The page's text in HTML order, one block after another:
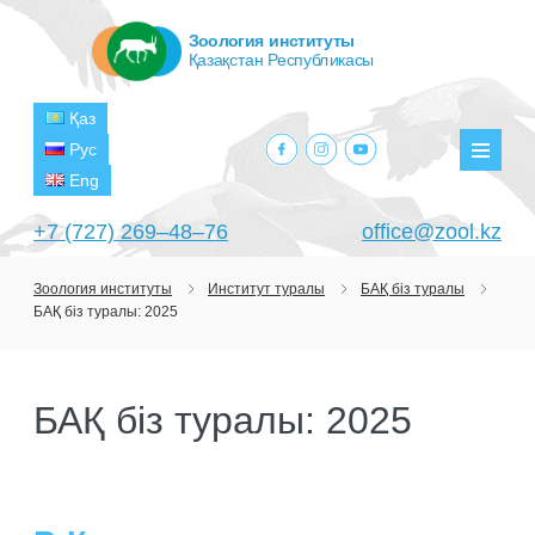
+7 (727) 269‒48‒76 office@zool.kz
Қаз
Рус
Eng
facebook.com
instagram.com
youtube.com
Зоология институты
Қазақстан Республикасы
БАСТЫ
МАҚСАТТАРЫ МЕН МІНДЕТТЕРІ
БӨЛІМШЕЛЕР
Зоология институты Институт туралы
БАҚ біз туралы
БАҚ біз туралы: 2025
БАҚ біз туралы: 2025